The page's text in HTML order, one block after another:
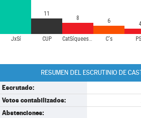
JxSí CUP CatSíqueesPot C's
11
8 6 4
RESUMEN DEL ESCRUTINIO DE
Escrutado:
Votos contabilizados:
Abstenciones: